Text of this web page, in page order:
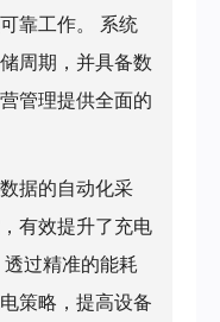
靠工作。 系统
周期，并具备数
管理提供全面的
据的自动化采
有效提升了充电
过精准的能耗
策略，提高设备